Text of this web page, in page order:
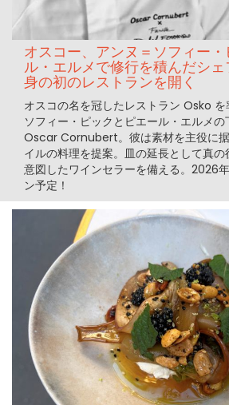
オスコー、アンヌ＝ソフィー
ル・エルメで修行を積んだシ
身の初のレストランを開く
オスコの名を冠したレストラン Osko を
ソフィー・ピックとピエール・エルメ
Oscar Cornubert。彼は素材を主役に
イルの料理を提案。皿の延長として真
意図したワインセラーを備える。2026年
ン予定！